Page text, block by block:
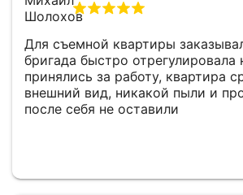
Для съемной квартиры
бригада быстро отрегулировала
принялись за работу, квартира
внешний вид, никакой пыли и
после себя не оставили